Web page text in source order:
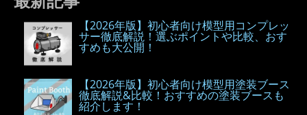
【2026年版】初心者向け模型用コンプレッ
サー徹底解説！選ぶポイントや比較、おす
すめも大公開！
【2026年版】初心者向け模型用塗装ブース
徹底解説&比較！おすすめの塗装ブースも
紹介します！